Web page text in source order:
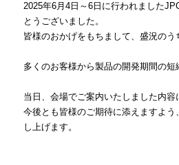
2025年6月4日～6日に行われました
とうございました。
皆様のおかげをもちまして、盛況の
多くのお客様から製品の開発期間の短
当日、会場でご案内いたしました内
今後とも皆様のご期待に添えますよ
し上げます。